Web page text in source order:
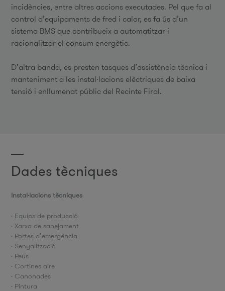
incidències, entre altres accions executades. Pel que fa al
control d’equipaments de fred i calor, es fa ús d’un
sistema BMS que contribueix a automatitzar i
racionalitzar el consum energètic.
D’altra banda, es presten tasques d’assistència tècnica i
manteniment a les instal·lacions elèctriques de baixa
tensió i enllumenat públic del Recinte Firal.
Dades tècniques
Instal·lacions tècniques
· Equips de producció
· Xarxa de sanejament
· Portes d’emergència
· Senyalització
· Peus
· Cortines aire
· Canonades
· Pintura